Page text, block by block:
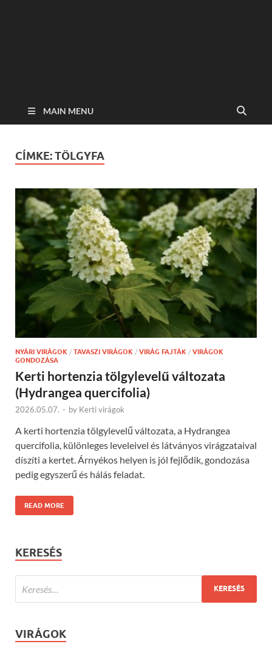
MAIN MENU
CÍMKE:TÖLGYFA
NYÁRI VIRÁGOK / TAVASZI VIRÁGOK / VIRÁG FAJTÁK / VIRÁGOK
GONDOZÁSA
Kerti hortenzia tölgylevelű változata
(Hydrangea quercifolia)
2026.05.07. - by Kerti virágok
A kerti hortenzia tölgylevelű változata, a Hydrangea
quercifolia, különleges leveleivel és látványos virágzataival
díszíti a kertet. Árnyékos helyen is jól fejlődik, gondozása
pedig egyszerű és hálás feladat.
READ MORE
KERESÉS
VIRÁGOK